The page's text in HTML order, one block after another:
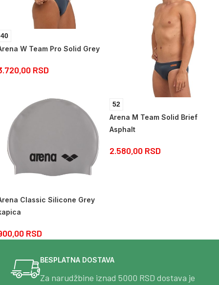
40
W Team Pro Solid Grey
RSD
52
Arena M Team Solid Brief
Asphalt
2.580,00 RSD
Classic Silicone Grey
RSD
BESPLATNA DOSTAVA
Za narudžbine iznad 5000 RSD dostava je